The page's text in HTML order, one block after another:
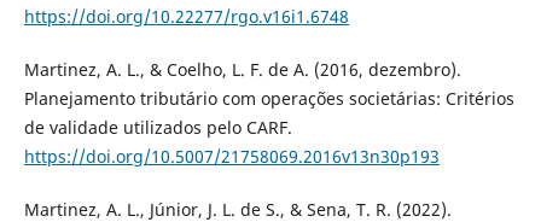
https://doi.org/10.22277/rgo.v16i1.6748
Martinez, A. L., & Coelho, L. F. de A. (2016, dezembro).
Planejamento tributário com operações societárias: Critérios
de validade utilizados pelo CARF.
https://doi.org/10.5007/21758069.2016v13n30p193
Martinez, A. L., Júnior, J. L. de S., & Sena, T. R. (2022).